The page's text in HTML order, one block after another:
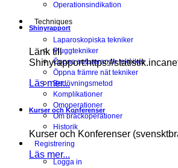
Operationsindikation
Techniques
Laparoskopiska tekniker
Pluggtekniker
Öppna suturerande tekniker
Öppna främre nät tekniker
Bedövningsmetod
Komplikationer
Omoperationer
Om bråckoperationer
Historik
Registrering
Logga in
Shinyrapport
Länk till
Shinyrapport:https://
Läs mer...
Kurser och Konferenser
Kurser och Konferenser
Läs mer...